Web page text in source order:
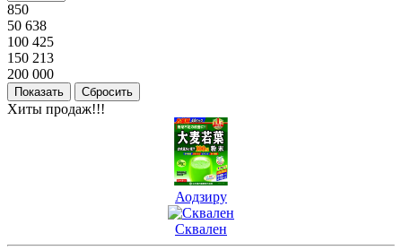
850
50 638
100 425
150 213
200 000
Хиты продаж!!!
Аодзиру
Сквален